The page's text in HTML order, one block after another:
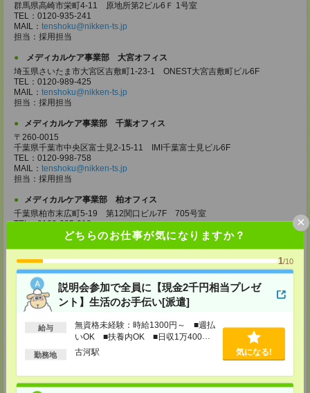
どちらのお仕事が気になりますか？
1/10
説明会参加で全員に【現金2千円相当プレゼ
ント】生活のお手伝い[派遣]
給与
無資格未経験：時給1300円～ ■週払
いOK ■扶養内OK ■日収1万400円
以上
勤務地 古河駅 気になる!
×
群馬県高崎市栄町4-11 原地所第2ビル6Ｆ 1号室
TEL：0120-935-241
MAIL： tenshoku@nikken-ts.jp
担当：採用担当
メディカルケア事業部 大宮オフィス
埼玉県さいたま市大宮区吉敷町1-23-1 ONEST大宮吉敷町ビル6F
TEL：0120-989-425
MAIL： tenshoku@nikken-ts.jp
担当：採用担当
メディカルケア事業部 千葉オフィス
〒260-0015
千葉県千葉市中央区富士見2-15-11 IMI千葉富士見ビル6F
TEL：0120-998-758
MAIL： tenshoku@nikken-ts.jp
担当：採用担当
メディカルケア事業部 柏オフィス
千葉県柏市末広町5-19 第12関口ビル7F 705号室
TEL：0120-935-218
tenshoku@nikken-ts.jp
メディカルケア事業部 新宿オフィス
東京都新宿区新宿2-3-10 新宿御苑ビル6階
TEL：0120-457-235
MAIL：tenshoku@nikken-ts.jp
担当：採用担当
メディカルケア事業部 立川事業所
TEL：0120-934-200
担当：採用担当